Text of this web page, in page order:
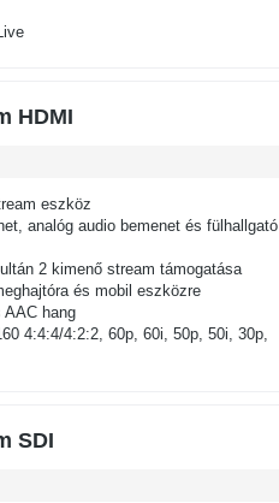
HDMI
eszköz
analóg audio bemenet és fülhallgató
2 kimenő stream támogatása
és mobil eszközre
hang
4:4:4/4:2:2, 60p, 60i, 50p, 50i, 30p,
SDI